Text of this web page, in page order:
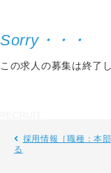
この求人の募集は終了
採用情報［職種：本
る